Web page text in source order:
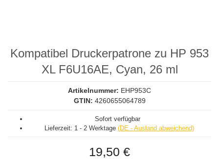
Kompatibel Druckerpatrone zu HP 953
XL F6U16AE, Cyan, 26 ml
Artikelnummer: EHP953C
GTIN: 4260655064789
Sofort verfügbar
Lieferzeit: 1 - 2 Werktage (DE - Ausland abweichend)
19,50 €